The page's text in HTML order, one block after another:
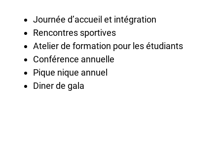
Journée d’accueil et intégration
Rencontres sportives
Atelier de formation pour les étudiants
Conférence annuelle
Pique nique annuel
Diner de gala